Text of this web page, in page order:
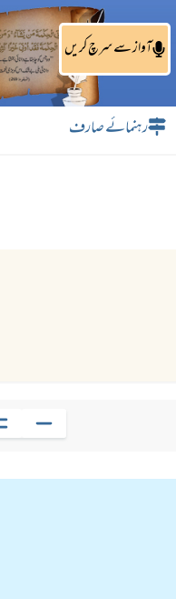
آواز سے سرچ کریں
رہنمائے صارف